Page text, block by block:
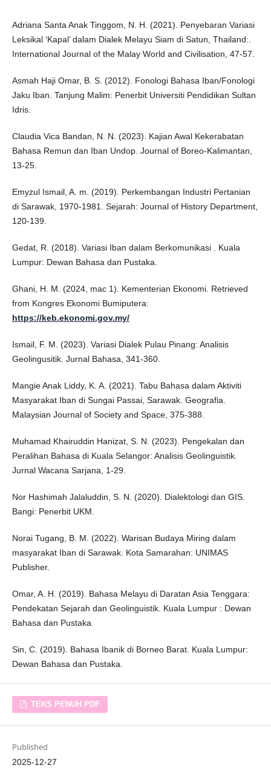
Adriana Santa Anak Tinggom, N. H. (2021). Penyebaran Variasi
Leksikal ‘Kapal’ dalam Dialek Melayu Siam di Satun, Thailand:.
International Journal of the Malay World and Civilisation, 47-57.
Asmah Haji Omar, B. S. (2012). Fonologi Bahasa Iban/Fonologi
Jaku Iban. Tanjung Malim: Penerbit Universiti Pendidikan Sultan
Idris.
Claudia Vica Bandan, N. N. (2023). Kajian Awal Kekerabatan
Bahasa Remun dan Iban Undop. Journal of Boreo-Kalimantan,
13-25.
Emyzul Ismail, A. m. (2019). Perkembangan Industri Pertanian
di Sarawak, 1970-1981. Sejarah: Journal of History Department,
120-139.
Gedat, R. (2018). Variasi Iban dalam Berkomunikasi . Kuala
Lumpur: Dewan Bahasa dan Pustaka.
Ghani, H. M. (2024, mac 1). Kementerian Ekonomi. Retrieved
from Kongres Ekonomi Bumiputera:
https://keb.ekonomi.gov.my/
Ismail, F. M. (2023). Variasi Dialek Pulau Pinang: Analisis
Geolingusitik. Jurnal Bahasa, 341-360.
Mangie Anak Liddy, K. A. (2021). Tabu Bahasa dalam Aktiviti
Masyarakat Iban di Sungai Passai, Sarawak. Geografia.
Malaysian Journal of Society and Space, 375-388.
Muhamad Khairuddin Hanizat, S. N. (2023). Pengekalan dan
Peralihan Bahasa di Kuala Selangor: Analisis Geolinguistik.
Jurnal Wacana Sarjana, 1-29.
Nor Hashimah Jalaluddin, S. N. (2020). Dialektologi dan GIS.
Bangi: Penerbit UKM.
Norai Tugang, B. M. (2022). Warisan Budaya Miring dalam
masyarakat Iban di Sarawak. Kota Samarahan: UNIMAS
Publisher.
Omar, A. H. (2019). Bahasa Melayu di Daratan Asia Tenggara:
Pendekatan Sejarah dan Geolinguistik. Kuala Lumpur : Dewan
Bahasa dan Pustaka.
Sin, C. (2019). Bahasa Ibanik di Borneo Barat. Kuala Lumpur:
Dewan Bahasa dan Pustaka.
TEKS PENUH PDF
Published
2025-12-27